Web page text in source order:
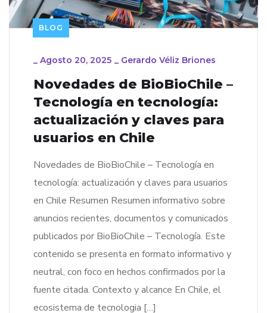
BLOG
_ Agosto 20, 2025 _ Gerardo Véliz Briones
Novedades de BioBioChile –
Tecnología en tecnología:
actualización y claves para
usuarios en Chile
Novedades de BioBioChile – Tecnología en
tecnología: actualización y claves para usuarios
en Chile Resumen Resumen informativo sobre
anuncios recientes, documentos y comunicados
publicados por BioBioChile – Tecnología. Este
contenido se presenta en formato informativo y
neutral, con foco en hechos confirmados por la
fuente citada. Contexto y alcance En Chile, el
ecosistema de tecnologia […]